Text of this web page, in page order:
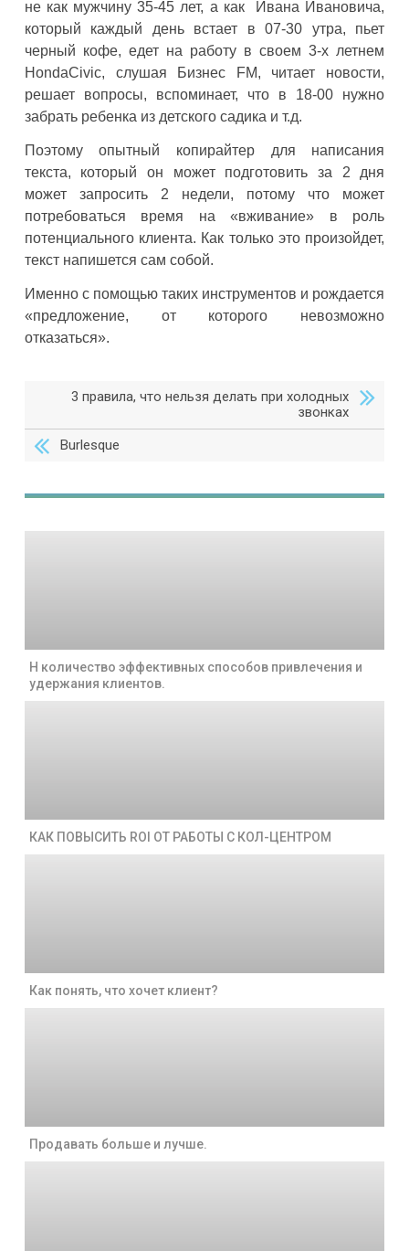
не как мужчину 35-45 лет, а как Ивана Ивановича,
который каждый день встает в 07-30 утра, пьет
черный кофе, едет на работу в своем 3-х летнем
HondaCivic, слушая Бизнес FM, читает новости,
решает вопросы, вспоминает, что в 18-00 нужно
забрать ребенка из детского садика и т.д.
Поэтому опытный копирайтер для написания
текста, который он может подготовить за 2 дня
может запросить 2 недели, потому что может
потребоваться время на «вживание» в роль
потенциального клиента. Как только это произойдет,
текст напишется сам собой.
Именно с помощью таких инструментов и рождается
«предложение, от которого невозможно
отказаться».
3 правила, что нельзя делать при холодных
звонках
Burlesque
Н количество эффективных способов привлечения и
удержания клиентов.
КАК ПОВЫСИТЬ ROI ОТ РАБОТЫ С КОЛ-ЦЕНТРОМ
Как понять, что хочет клиент?
Продавать больше и лучше.